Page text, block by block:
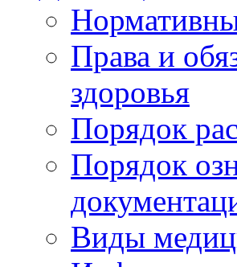
Права и
здоровья
Порядок
Порядок
Виды